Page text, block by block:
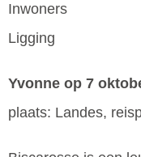
Inwoners
Ligging
Yvonne op 7
plaats: Landes,